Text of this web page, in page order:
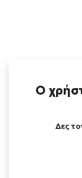
Ο
Δες